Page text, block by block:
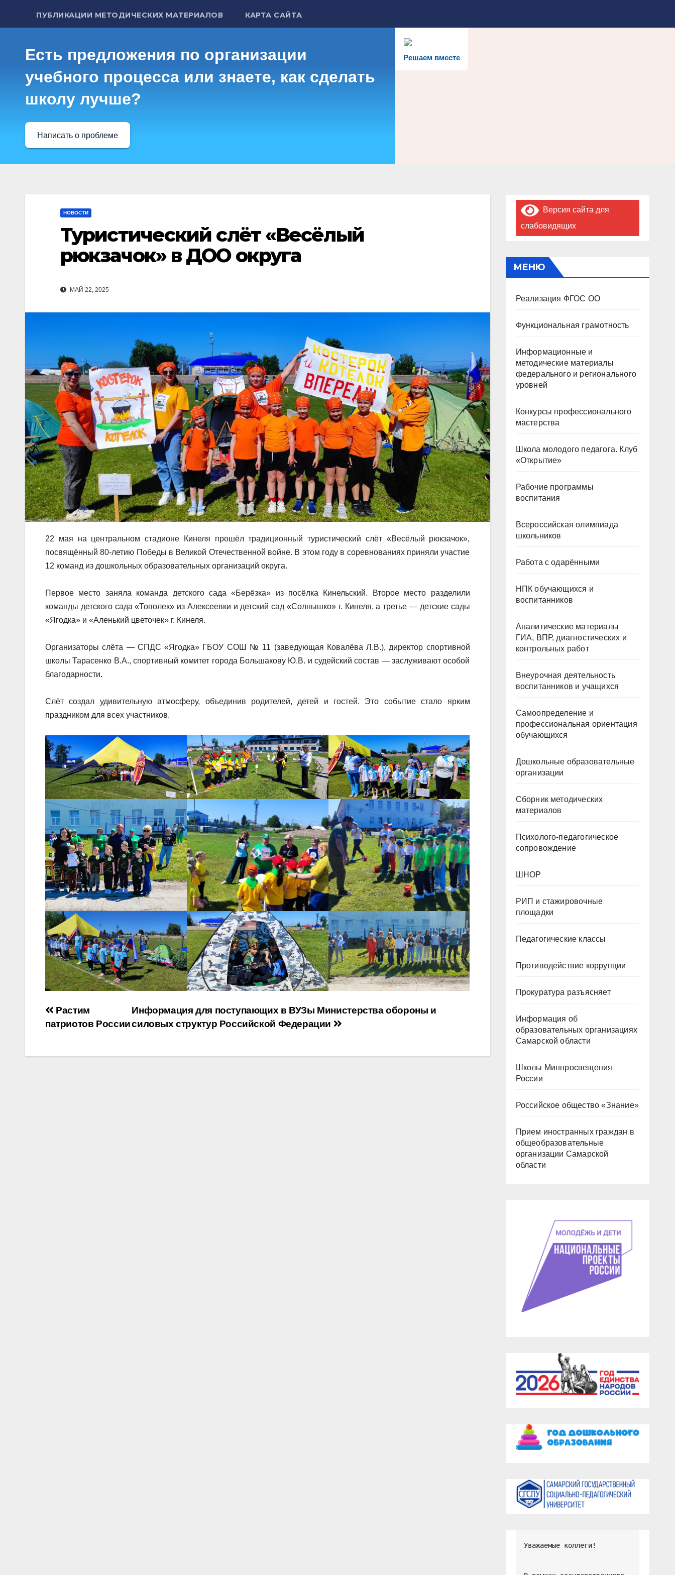
ПУБЛИКАЦИИ МЕТОДИЧЕСКИХ МАТЕРИАЛОВ КАРТА САЙТА
Решаем вместе
Есть предложения по организации
учебного процесса или знаете, как сделать
школу лучше?
Написать о проблеме
НОВОСТИ
Туристический слёт «Весёлый
рюкзачок» в ДОО округа
МАЙ 22, 2025
22 мая на центральном стадионе Кинеля прошёл традиционный туристический слёт «Весёлый рюкзачок»,
посвящённый 80-летию Победы в Великой Отечественной войне. В этом году в соревнованиях приняли участие
12 команд из дошкольных образовательных организаций округа.
Первое место заняла команда детского сада «Берёзка» из посёлка Кинельский. Второе место разделили
команды детского сада «Тополек» из Алексеевки и детский сад «Солнышко» г. Кинеля, а третье — детские сады
«Ягодка» и «Аленький цветочек» г. Кинеля.
Организаторы слёта — СПДС «Ягодка» ГБОУ СОШ № 11 (заведующая Ковалёва Л.В.), директор спортивной
школы Тарасенко В.А., спортивный комитет города Большакову Ю.В. и судейский состав — заслуживают особой
благодарности.
Слёт создал удивительную атмосферу, объединив родителей, детей и гостей. Это событие стало ярким
праздником для всех участников.
Навигация
по
записям
Информация для поступающих в ВУЗы Министерства обороны и
силовых структур Российской Федерации
Растим
патриотов России
Версия сайта для
слабовидящих
МЕНЮ
Реализация ФГОС ОО
Функциональная грамотность
Информационные и
методические материалы
федерального и регионального
уровней
Конкурсы профессионального
мастерства
Школа молодого педагога. Клуб
«Открытие»
Рабочие программы
воспитания
Всероссийская олимпиада
школьников
Работа с одарёнными
НПК обучающихся и
воспитанников
Аналитические материалы
ГИА, ВПР, диагностических и
контрольных работ
Внеурочная деятельность
воспитанников и учащихся
Самоопределение и
профессиональная ориентация
обучающихся
Дошкольные образовательные
организации
Сборник методических
материалов
Психолого-педагогическое
сопровождение
ШНОР
РИП и стажировочные
площадки
Педагогические классы
Противодействие коррупции
Прокуратура разъясняет
Информация об
образовательных организациях
Самарской области
Школы Минпросвещения
России
Российское общество «Знание»
Прием иностранных граждан в
общеобразовательные
организации Самарской
области
Уважаемые коллеги!